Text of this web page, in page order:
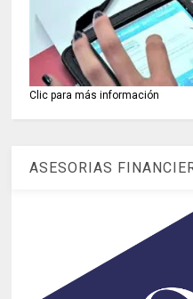
Clic para más información
ASESORIAS